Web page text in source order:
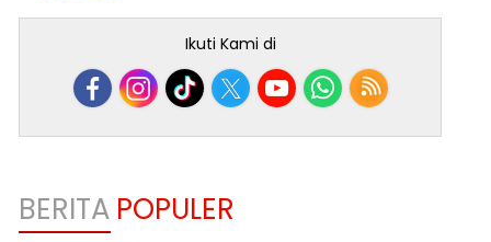
Ikuti Kami di
BERITA POPULER